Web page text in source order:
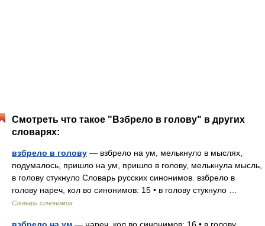
Смотреть что такое "Взбрело в голову" в других
словарях:
взбрело в голову — взбрело на ум, мелькнуло в мыслях,
подумалось, пришло на ум, пришло в голову, мелькнула мысль,
в голову стукнуло Словарь русских синонимов. взбрело в
голову нареч, кол во синонимов: 15 • в голову стукнуло …
Словарь синонимов